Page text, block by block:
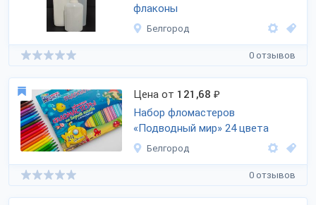
флаконы
Белгород
0 отзывов
Цена от 121,68 ₽
Набор фломастеров
«Подводный мир» 24 цвета
Белгород
0 отзывов